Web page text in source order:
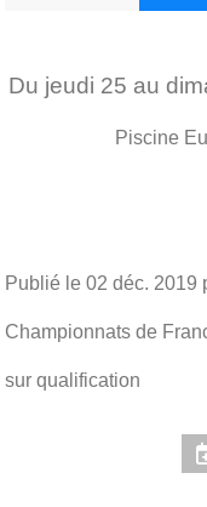
Du jeudi 25 au
Piscine
Publié le 02 déc. 2019
Championnats de
sur qualification